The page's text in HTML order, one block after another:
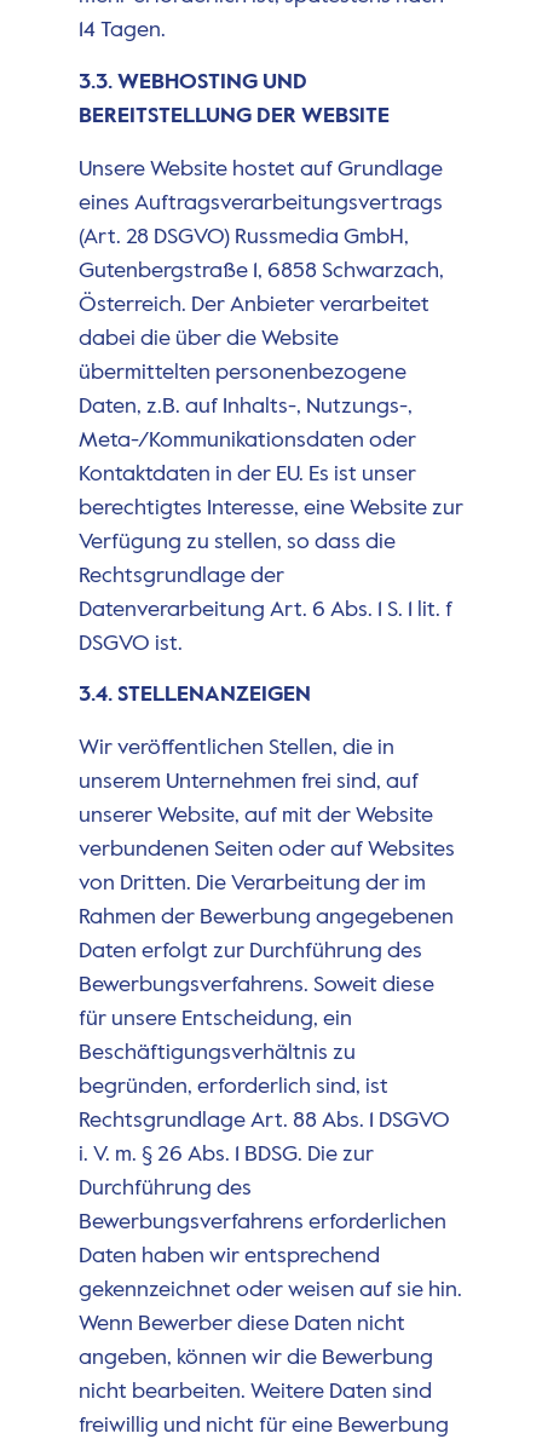
14 Tagen.
3.3. WEBHOSTING UND
BEREITSTELLUNG DER WEBSITE
Unsere Website hostet auf Grundlage
eines Auftragsverarbeitungsvertrags
(Art. 28 DSGVO) Russmedia GmbH,
Gutenbergstraße 1, 6858 Schwarzach,
Österreich. Der Anbieter verarbeitet
dabei die über die Website
übermittelten personenbezogene
Daten, z.B. auf Inhalts-, Nutzungs-,
Meta-/Kommunikationsdaten oder
Kontaktdaten in der EU. Es ist unser
berechtigtes Interesse, eine Website zur
Verfügung zu stellen, so dass die
Rechtsgrundlage der
Datenverarbeitung Art. 6 Abs. 1 S. 1 lit. f
DSGVO ist.
3.4. STELLENANZEIGEN
Wir veröffentlichen Stellen, die in
unserem Unternehmen frei sind, auf
unserer Website, auf mit der Website
verbundenen Seiten oder auf Websites
von Dritten. Die Verarbeitung der im
Rahmen der Bewerbung angegebenen
Daten erfolgt zur Durchführung des
Bewerbungsverfahrens. Soweit diese
für unsere Entscheidung, ein
Beschäftigungsverhältnis zu
begründen, erforderlich sind, ist
Rechtsgrundlage Art. 88 Abs. 1 DSGVO
i. V. m. § 26 Abs. 1 BDSG. Die zur
Durchführung des
Bewerbungsverfahrens erforderlichen
Daten haben wir entsprechend
gekennzeichnet oder weisen auf sie hin.
Wenn Bewerber diese Daten nicht
angeben, können wir die Bewerbung
nicht bearbeiten. Weitere Daten sind
freiwillig und nicht für eine Bewerbung